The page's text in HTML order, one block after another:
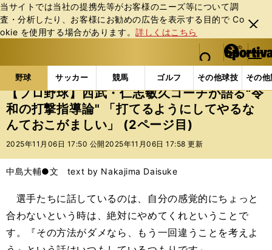
当サイトでは当社の提携先等がお客様のニーズ等について調
査・分析したり、お客様にお勧めの広告を表⽰する⽬的で Co
okie を使⽤する場合があります。詳しくはこちら
閉じ
る
web Sportiva (webスポルティーバ)
検索
マイペ
ー
ジ
メニュ
野球 サッカー 競馬 ゴルフ その他球技 その
b
ス
ポ
ル
テ
ー
バ
野球の記事一覧 プロ野球 【プロ野球】西武・仁志
【プロ野球】西武・仁志敏久コーチが語る"令
和の打撃指導論" 「打てるようにしてやるな
んておこがましい」 (2ページ目)
2025年11月06日 17:50 公開 2025年11月06日 17:58 更新
中島大輔●文 text by Nakajima Daisuke
選手たちに話しているのは、自分の感覚的にちょっと
合わないという時は、絶対にやめてくれということで
す。『その方法がダメなら、もう一回違うことを考えよ